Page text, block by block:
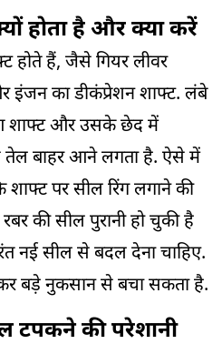
होता है और क्या करें
होते हैं, जैसे गियर लीवर
का डीकंप्रेशन शाफ्ट. लंबे
शाफ्ट और उसके छेद में
तेल बाहर आने लगता है. ऐसे में
पर सील रिंग लगाने की
की सील पुरानी हो चुकी है
नई सील से बदल देना चाहिए.
बड़े नुकसान से बचा सकता है.
टपकने की परेशानी